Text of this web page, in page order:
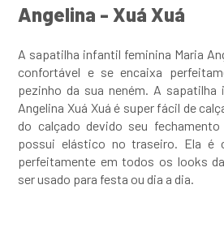
Angelina - Xuá Xuá
A sapatilha infantil feminina Maria
confortável e se encaixa
pezinho da sua neném. A sapatilha
Angelina Xuá Xuá é super fácil de
do calçado devido seu
possui elástico no traseiro. Ela é
perfeitamente em todos os looks
ser usado para festa ou dia a dia.